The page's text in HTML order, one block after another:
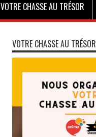
VOTRE CHASSE AU TRÉSOR
VOTRE CHASSE AU TRÉSOR